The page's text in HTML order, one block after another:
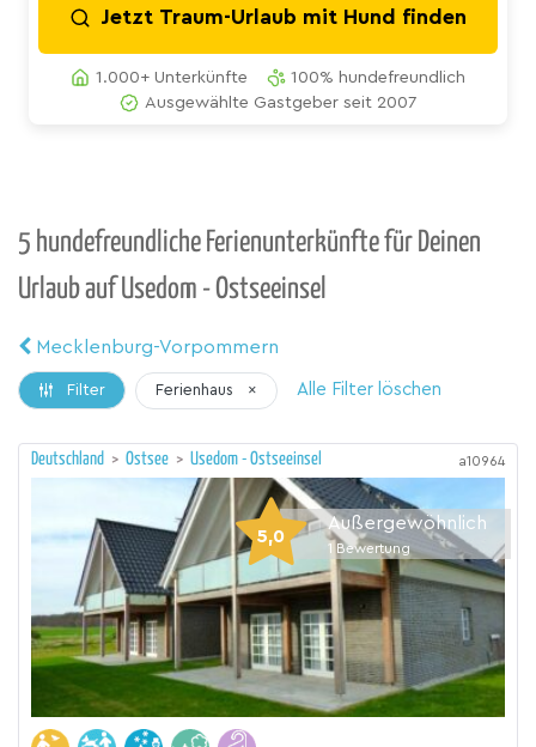
Jetzt Traum-Urlaub mit Hund finden
1.000+ Unterkünfte
100% hundefreundlich
Ausgewählte Gastgeber seit 2007
5 hundefreundliche Ferienunterkünfte für Deinen
Urlaub auf Usedom - Ostseeinsel
Mecklenburg-Vorpommern
Filter Ferienhaus × Alle Filter löschen
Deutschland > Ostsee > Usedom - Ostseeinsel a10964
5,0
Außergewöhnlich
1 Bewertung